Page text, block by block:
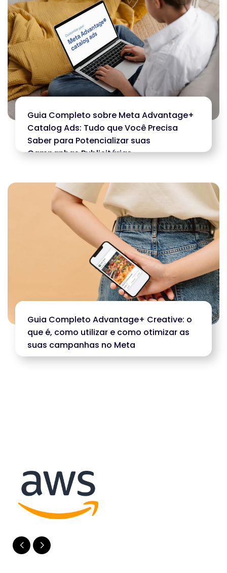
Guia Completo sobre Meta Advantage+
Catalog Ads: Tudo que Você Precisa
Saber para Potencializar suas
Campanhas Publicitárias
Guia Completo Advantage+ Creative: o
que é, como utilizar e como otimizar as
suas campanhas no Meta